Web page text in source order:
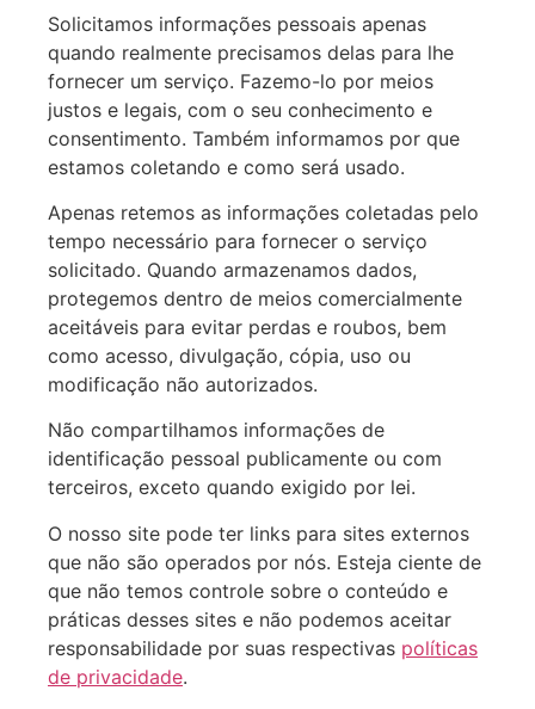
Solicitamos informações pessoais apenas
quando realmente precisamos delas para lhe
fornecer um serviço. Fazemo-lo por meios
justos e legais, com o seu conhecimento e
consentimento. Também informamos por que
estamos coletando e como será usado.
Apenas retemos as informações coletadas pelo
tempo necessário para fornecer o serviço
solicitado. Quando armazenamos dados,
protegemos dentro de meios comercialmente
aceitáveis para evitar perdas e roubos, bem
como acesso, divulgação, cópia, uso ou
modificação não autorizados.
Não compartilhamos informações de
identificação pessoal publicamente ou com
terceiros, exceto quando exigido por lei.
O nosso site pode ter links para sites externos
que não são operados por nós. Esteja ciente de
que não temos controle sobre o conteúdo e
práticas desses sites e não podemos aceitar
responsabilidade por suas respectivas políticas
de privacidade.